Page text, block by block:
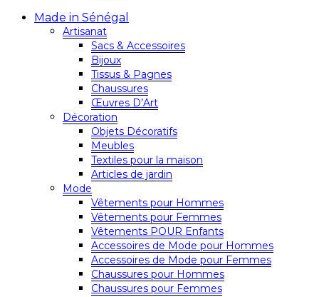
Made in Sénégal
Artisanat
Sacs & Accessoires
Bijoux
Tissus & Pagnes
Chaussures
Œuvres D’Art
Décoration
Objets Décoratifs
Meubles
Textiles pour la maison
Articles de jardin
Mode
Vêtements pour Hommes
Vêtements pour Femmes
Vêtements POUR Enfants
Accessoires de Mode pour Hommes
Accessoires de Mode pour Femmes
Chaussures pour Hommes
Chaussures pour Femmes